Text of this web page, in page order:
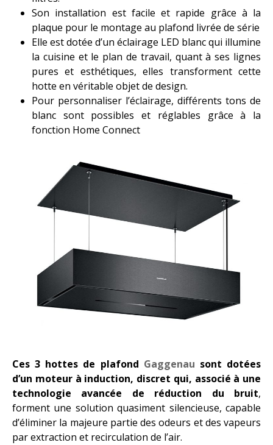
Son installation est facile et rapide grâce à la
plaque pour le montage au plafond livrée de série
Elle est dotée d’un éclairage LED blanc qui illumine
la cuisine et le plan de travail, quant à ses lignes
pures et esthétiques, elles transforment cette
hotte en véritable objet de design.
Pour personnaliser l’éclairage, différents tons de
blanc sont possibles et réglables grâce à la
fonction Home Connect
Ces 3 hottes de plafond Gaggenau sont dotées
d’un moteur à induction, discret qui, associé à une
technologie avancée de réduction du bruit,
forment une solution quasiment silencieuse, capable
d’éliminer la majeure partie des odeurs et des vapeurs
par extraction et recirculation de l’air.